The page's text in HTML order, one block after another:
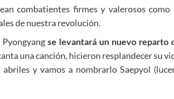
combatientes firmes y valerosos como
de nuestra revolución.
se levantará un nuevo reparto
una canción, hicieron resplandecer su
y vamos a nombrarlo Saepyol